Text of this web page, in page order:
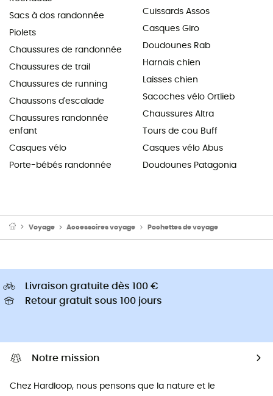
Sacs à dos randonnée
Piolets
Chaussures de randonnée
Chaussures de trail
Chaussures de running
Chaussons d'escalade
Chaussures randonnée
enfant
Casques vélo
Porte-bébés randonnée
Cuissards Assos
Casques Giro
Doudounes Rab
Harnais chien
Laisses chien
Sacoches vélo Ortlieb
Chaussures Altra
Tours de cou Buff
Casques vélo Abus
Doudounes Patagonia
Voyage Accessoires voyage Pochettes de voyage
Livraison gratuite dès 100 €
Retour gratuit sous 100 jours
Notre mission
Chez Hardloop, nous pensons que la nature et le